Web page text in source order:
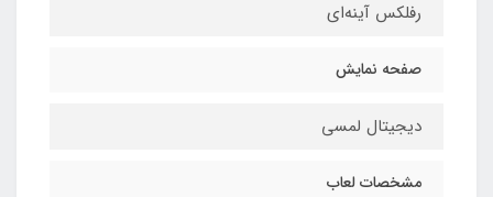
رفلکس آینه‌ای
صفحه نمایش
ديجيتال لمسي
مشخصات لعاب